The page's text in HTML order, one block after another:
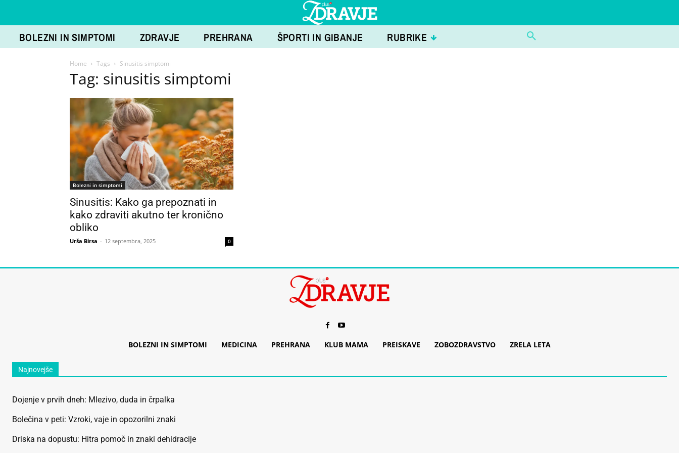
BOLEZNI IN SIMPTOMI ZDRAVJE PREHRANA ŠPORTI IN GIBANJE RUBRIKE
Home Tags Sinusitis simptomi
Tag: sinusitis simptomi
Bolezni in simptomi
Sinusitis: Kako ga prepoznati in
kako zdraviti akutno ter kronično
obliko
Urša Birsa - 12 septembra, 2025 0
BOLEZNI IN SIMPTOMI MEDICINA PREHRANA KLUB MAMA PREISKAVE ZOBOZDRAVSTVO ZRELA LETA
Najnovejše
Dojenje v prvih dneh: Mlezivo, duda in črpalka
Bolečina v peti: Vzroki, vaje in opozorilni znaki
Driska na dopustu: Hitra pomoč in znaki dehidracije